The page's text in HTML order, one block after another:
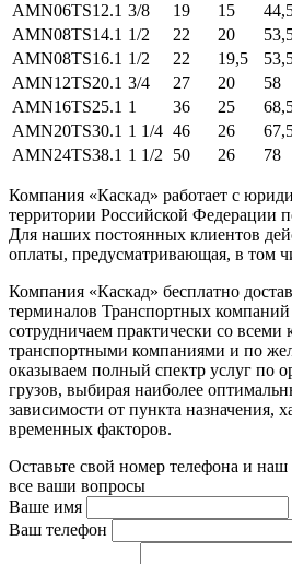
AMN06TS12.1 3/8 19 15
AMN08TS14.1 1/2 22 20
AMN08TS16.1 1/2 22 19,5
AMN12TS20.1 3/4 27 20 58
AMN16TS25.1 1 36 25
AMN20TS30.1 1 1/4 46 26
AMN24TS38.1 1 1/2 50 26 78
Компания «Каскад» работает с
территории Российской Федерации
Для наших постоянных клиентов
оплаты, предусматривающая, в том
Компания «Каскад» бесплатно
терминалов Транспортных
сотрудничаем практически со
транспортными компаниями и по
оказываем полный спектр услуг по
грузов, выбирая наиболее
зависимости от пункта назначения,
временных факторов.
Оставьте свой номер телефона и наш
все ваши вопросы
Ваше имя
Ваш телефон